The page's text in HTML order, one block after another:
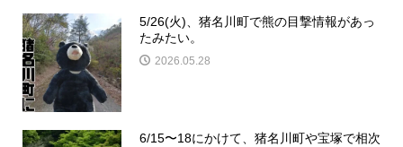
5/26(火)、猪名川町で熊の目撃情報があっ
たみたい。
2026.05.28
6/15〜18にかけて、猪名川町や宝塚で相次